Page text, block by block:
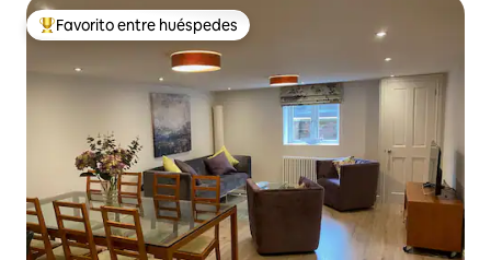
Favorito entre huéspedes preferido
Favorito entre huéspedes